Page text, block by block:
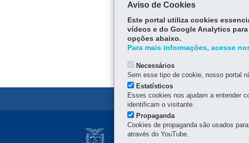
Por enquanto, não
Navegação
COMPANHIA DE
Aviso de Cookies
Este portal utiliza cookies
vídeos e do Google Analytics
opções abaixo.
Para mais informações, acesse
Necessários
Sem esse tipo de cookie, nosso portal
Estatísticos
Esses cookies nos ajudam a entender
identificam o visitante.
Propaganda
Cookies de propaganda são usados
através do YouTube.